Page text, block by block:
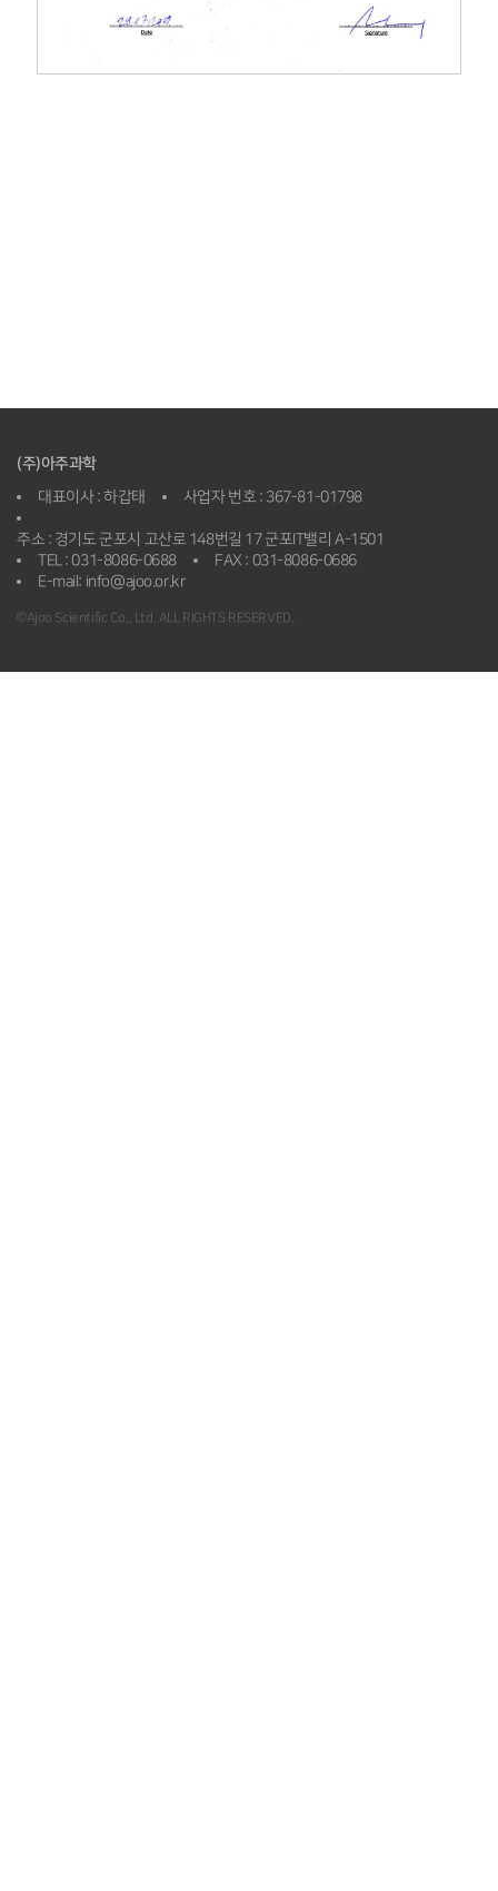
(주)아주과학
대표이사 : 하갑태 사업자 번호 : 367-81-01798
주소 : 경기도 군포시 고산로 148번길 17 군포IT밸리 A-1501
TEL : 031-8086-0688
FAX : 031-8086-0686
E-mail: info@ajoo.or.kr
©Ajoo Scientific Co., Ltd. ALL RIGHTS RESERVED.